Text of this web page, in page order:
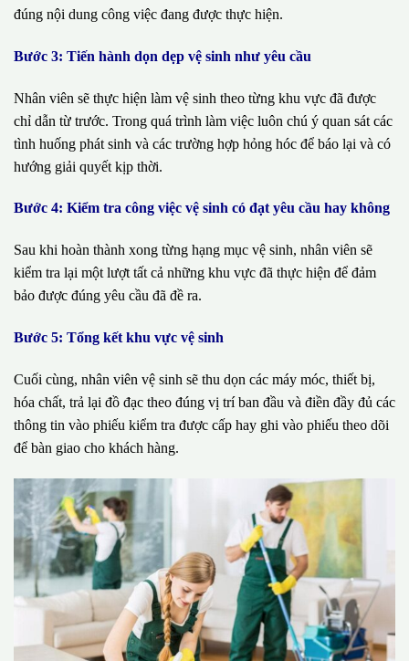
đúng nội dung công việc đang được thực hiện.
Bước 3: Tiến hành dọn dẹp vệ sinh như yêu cầu
Nhân viên sẽ thực hiện làm vệ sinh theo từng khu vực đã được
chỉ dẫn từ trước. Trong quá trình làm việc luôn chú ý quan sát các
tình huống phát sinh và các trường hợp hỏng hóc để báo lại và có
hướng giải quyết kịp thời.
Bước 4: Kiểm tra công việc vệ sinh có đạt yêu cầu hay không
Sau khi hoàn thành xong từng hạng mục vệ sinh, nhân viên sẽ
kiểm tra lại một lượt tất cả những khu vực đã thực hiện để đảm
bảo được đúng yêu cầu đã đề ra.
Bước 5: Tổng kết khu vực vệ sinh
Cuối cùng, nhân viên vệ sinh sẽ thu dọn các máy móc, thiết bị,
hóa chất, trả lại đồ đạc theo đúng vị trí ban đầu và điền đầy đủ các
thông tin vào phiếu kiểm tra được cấp hay ghi vào phiếu theo dõi
để bàn giao cho khách hàng.